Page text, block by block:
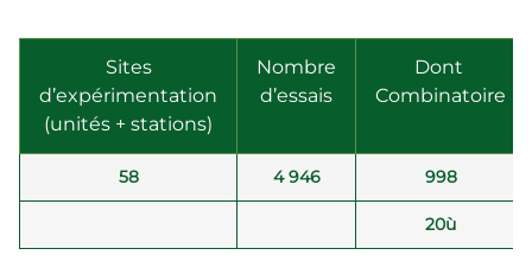
Sites
d’expérimentation
(unités + stations)
Nombre
d’essais
Dont
Combinatoire
58 4 946 998
20ù